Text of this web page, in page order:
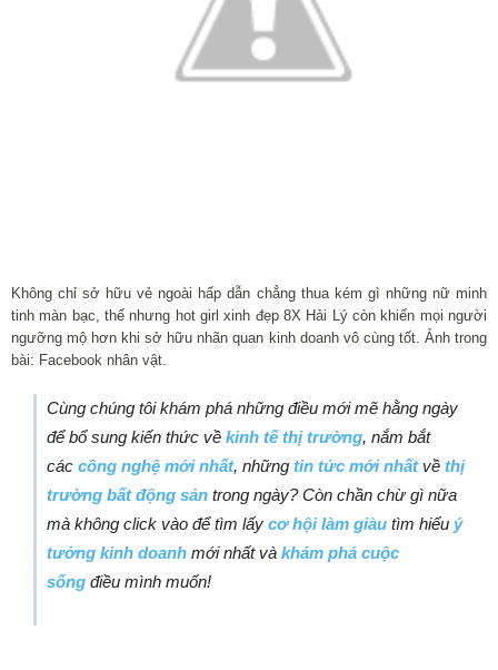
Không chỉ sở hữu vẻ ngoài hấp dẫn chẳng thua kém gì những nữ minh
tinh màn bạc, thế nhưng hot girl xinh đẹp 8X Hải Lý còn khiến mọi người
ngưỡng mộ hơn khi sở hữu nhãn quan kinh doanh vô cùng tốt. Ảnh trong
bài: Facebook nhân vật.
Cùng chúng tôi khám phá những điều mới mẽ hằng ngày
để bổ sung kiến thức về kinh tế thị trường, nắm bắt
các công nghệ mới nhất, những tin tức mới nhất về thị
trường bất động sản trong ngày? Còn chần chừ gì nữa
mà không click vào để tìm lấy cơ hội làm giàu tìm hiểu ý
tưởng kinh doanh mới nhất và khám phá cuộc
sống điều mình muốn!